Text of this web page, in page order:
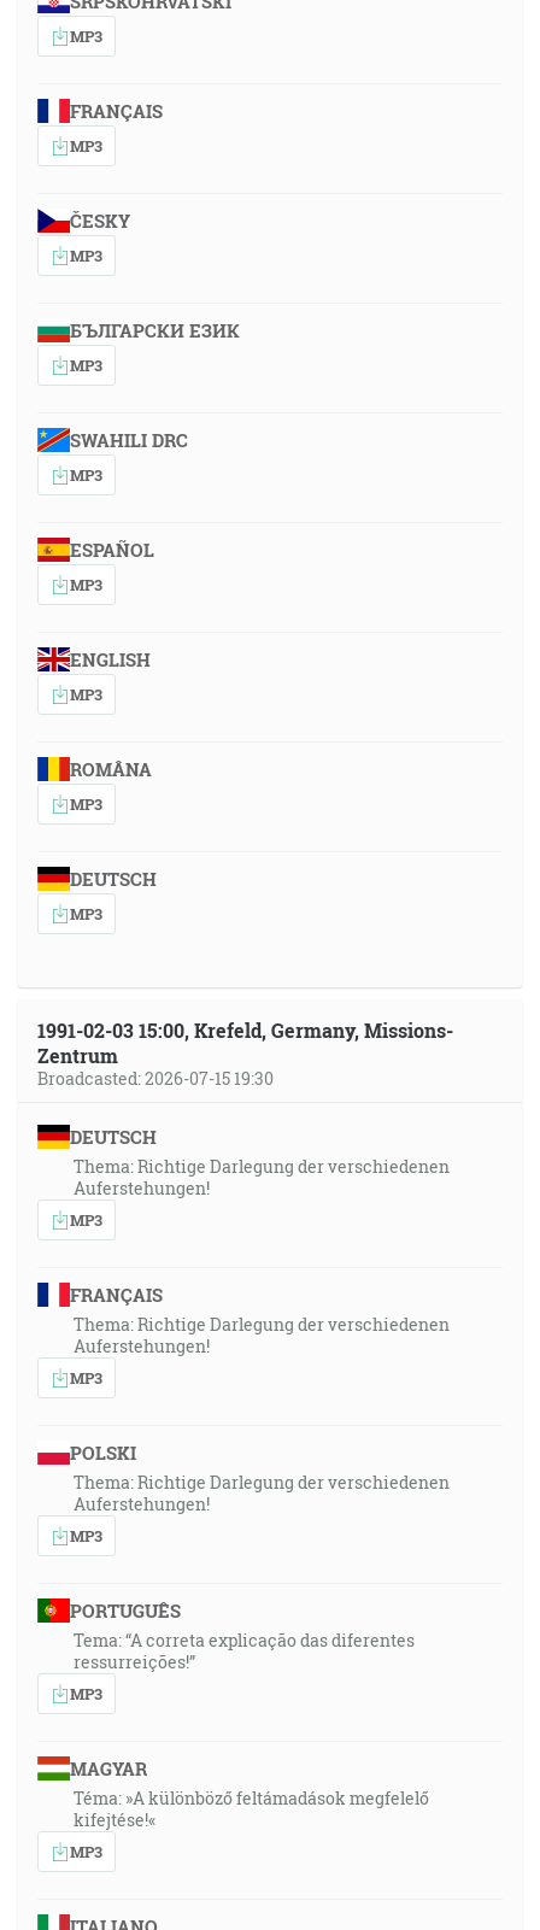
MP3
FRANÇAIS
MP3
ČESKY
MP3
БЪЛГАРСКИ ЕЗИК
MP3
SWAHILI DRC
MP3
ESPAÑOL
MP3
ENGLISH
MP3
ROMÂNA
MP3
DEUTSCH
MP3
1991-02-03 15:00, Krefeld, Germany, Missions-
Zentrum
Broadcasted: 2026-07-15 19:30
DEUTSCH
Thema: Richtige Darlegung der verschiedenen
Auferstehungen!
MP3
FRANÇAIS
Thema: Richtige Darlegung der verschiedenen
Auferstehungen!
MP3
POLSKI
Thema: Richtige Darlegung der verschiedenen
Auferstehungen!
MP3
PORTUGUÊS
Tema: “A correta explicação das diferentes
ressurreições!”
MP3
MAGYAR
Téma: »A különböző feltámadások megfelelő
kifejtése!«
MP3